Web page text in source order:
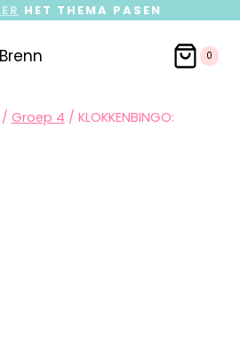
HET THEMA PASEN
0
/ Groep 4 / KLOKKENBINGO: